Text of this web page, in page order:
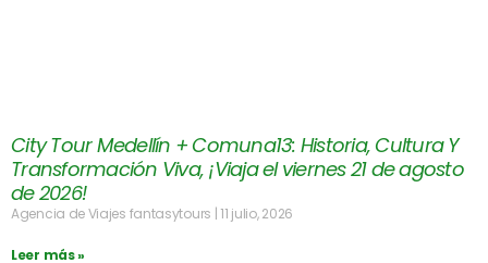
City Tour Medellín + Comuna13: Historia, Cultura Y
Transformación Viva, ¡Viaja el viernes 21 de agosto
de 2026!
Agencia de Viajes fantasytours 11 julio, 2026
Leer más »